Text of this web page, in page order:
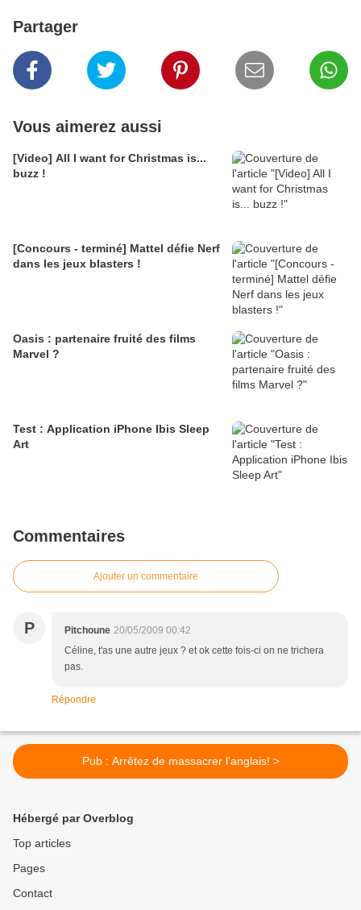
Partager
Vous aimerez aussi
[Video] All I want for Christmas is...
buzz !
[Concours - terminé] Mattel défie Nerf
dans les jeux blasters !
Oasis : partenaire fruité des films
Marvel ?
Test : Application iPhone Ibis Sleep
Art
Commentaires
Ajouter un commentaire
P Pitchoune 20/05/2009 00:42
Céline, t'as une autre jeux ? et ok cette fois-ci on ne trichera
pas.
Répondre
Pub : Arrêtez de massacrer l'anglais! >
Hébergé par Overblog
Top articles
Pages
Contact